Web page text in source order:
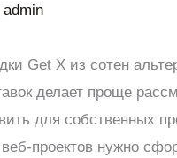
admin
Get X из сотен
делает проще
для собственных
проектов нужно